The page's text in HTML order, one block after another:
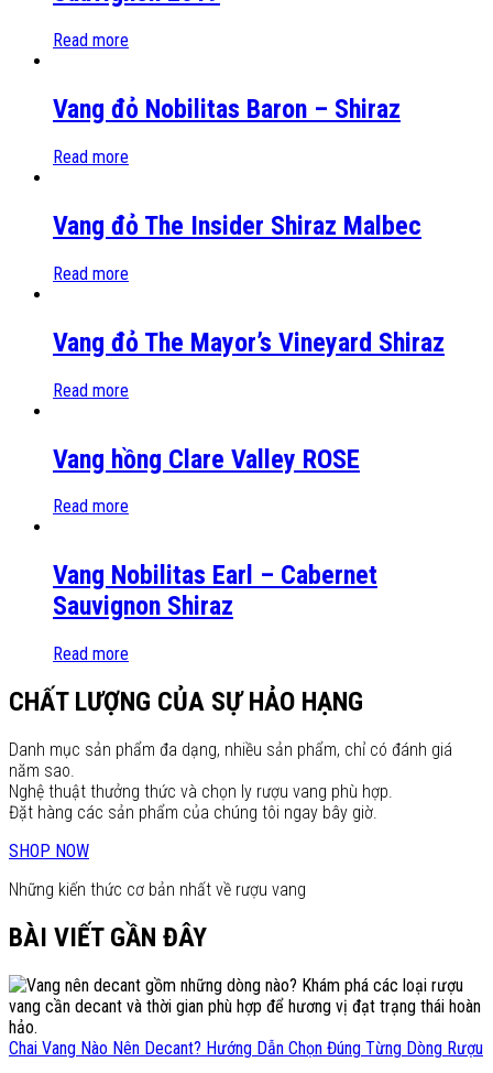
Read more
Vang đỏ Nobilitas Baron – Shiraz
Read more
Vang đỏ The Insider Shiraz Malbec
Read more
Vang đỏ The Mayor’s Vineyard Shiraz
Read more
Vang hồng Clare Valley ROSE
Read more
Vang Nobilitas Earl – Cabernet
Sauvignon Shiraz
Read more
CHẤT LƯỢNG CỦA SỰ HẢO HẠNG
Danh mục sản phẩm đa dạng, nhiều sản phẩm, chỉ có đánh giá
năm sao.
Nghệ thuật thưởng thức và chọn ly rượu vang phù hợp.
Đặt hàng các sản phẩm của chúng tôi ngay bây giờ.
SHOP NOW
Những kiến thức cơ bản nhất về rượu vang
BÀI VIẾT GẦN ĐÂY
Chai Vang Nào Nên Decant? Hướng Dẫn Chọn Đúng Từng Dòng Rượu